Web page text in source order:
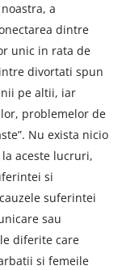
a
dintre
unic in rata de
divortati spun
pe altii, iar
problemelor de
Nu exista nicio
aceste lucruri,
si
suferintei
sau
diferite care
si femeile